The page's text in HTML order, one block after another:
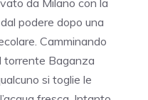
podere dopo una
Camminando
torrente Baganza
si toglie le